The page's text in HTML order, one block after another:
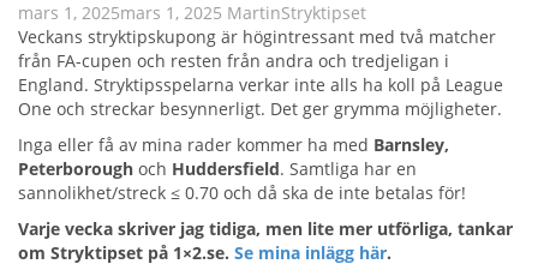
mars 1, 2025mars 1, 2025 MartinStryktipset
Veckans stryktipskupong är högintressant med två matcher
från FA-cupen och resten från andra och tredjeligan i
England. Stryktipsspelarna verkar inte alls ha koll på League
One och streckar besynnerligt. Det ger grymma möjligheter.
Inga eller få av mina rader kommer ha med Barnsley,
Peterborough och Huddersfield. Samtliga har en
sannolikhet/streck ≤ 0.70 och då ska de inte betalas för!
Varje vecka skriver jag tidiga, men lite mer utförliga, tankar
om Stryktipset på 1×2.se. Se mina inlägg här.